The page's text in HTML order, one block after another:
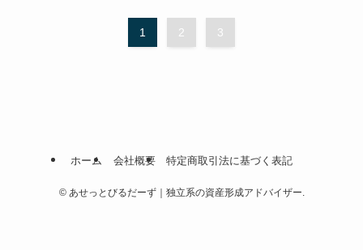
1 2 3
ホーム 会社概要 特定商取引法に基づく表記
©あせっとびるだーず｜独立系の資産形成アドバイザー.